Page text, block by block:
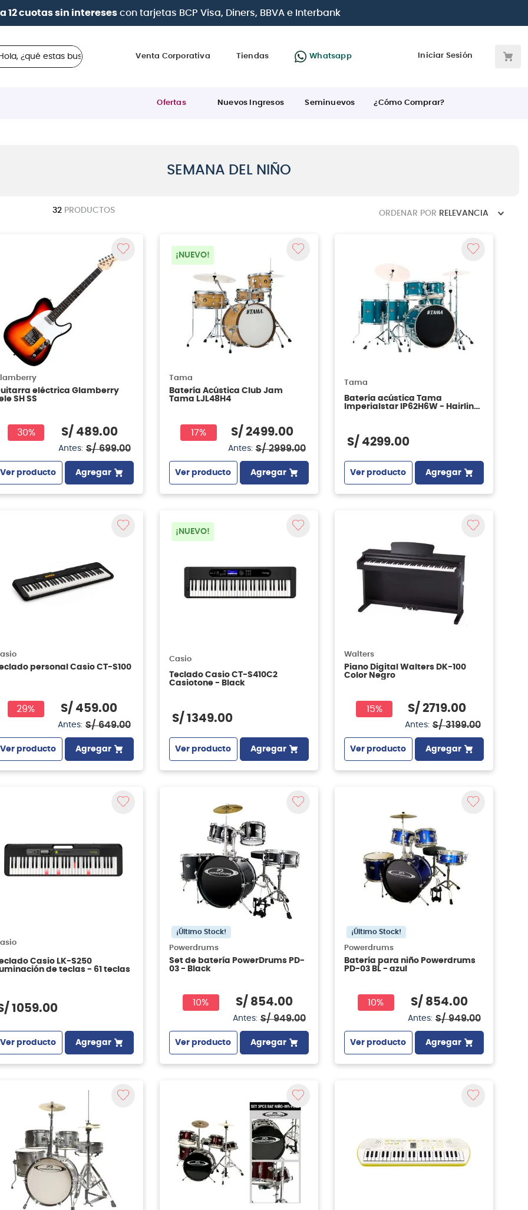
12 cuotas sin interesescon tarjetas BCP Visa, Diners, BBVA e Interbank
estas buscando?
Venta Corporativa Tiendas Whatsapp Iniciar Sesión
Ofertas Nuevos Ingresos Seminuevos ¿Cómo Comprar?
SEMANA DEL NIÑO
32 PRODUCTOS ORDENAR POR RELEVANCIA
eléctrica Glamberry
SH SS
30% S/ 489.00
Antes: S/ 699.00
Ver producto Agregar
¡NUEVO!
Tama
Batería Acústica Club Jam
Tama LJL48H4
17% S/ 2499.00
Antes: S/ 2999.00
Ver producto Agregar
Tama
Batería acústica Tama
Imperialstar IP62H6W - Hairline
S/ 4299.00
Ver producto Agregar
personal Casio CT-S100
29% S/ 459.00
Antes: S/ 649.00
Ver producto Agregar
¡NUEVO!
Casio
Teclado Casio CT-S410C2
Casiotone - Black
S/ 1349.00
Ver producto Agregar
Walters
Piano Digital Walters DK-100
Color Negro
15% S/ 2719.00
Antes: S/ 3199.00
Ver producto Agregar
Casio LK-S250
de teclas - 61 teclas
1059.00
Ver producto Agregar
¡Último Stock!
Powerdrums
Set de batería PowerDrums PD-
03 - Black
10% S/ 854.00
Antes: S/ 949.00
Ver producto Agregar
¡Último Stock!
Powerdrums
Batería para niño Powerdrums
PD-03 BL - azul
10% S/ 854.00
Antes: S/ 949.00
Ver producto Agregar